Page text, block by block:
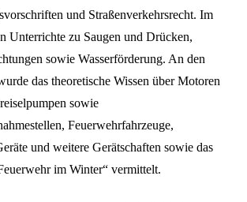
und Straßenverkehrsrecht. Im
Unterrichte zu Saugen und Drücken,
sowie Wasserförderung. An den
das theoretische Wissen über Motoren
sowie
Feuerwehrfahrzeuge,
und weitere Gerätschaften sowie das
im Winter“ vermittelt.